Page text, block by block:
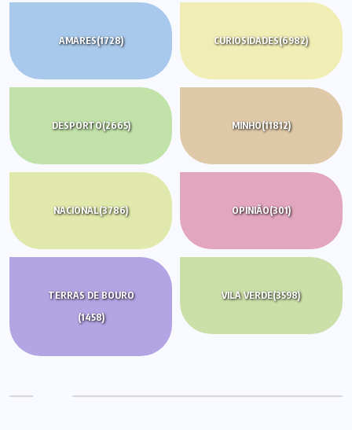
AMARES(1728) CURIOSIDADES(6982)
DESPORTO(2665) MINHO(11812)
NACIONAL(3786) OPINIÃO(301)
TERRAS DE BOURO
(1458)
VILA VERDE(3598)